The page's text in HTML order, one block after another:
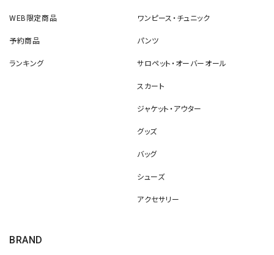
WEB限定商品
予約商品
ランキング
ワンピース・チュニック
パンツ
サロペット・オーバーオール
スカート
ジャケット・アウター
グッズ
バッグ
シューズ
アクセサリー
BRAND